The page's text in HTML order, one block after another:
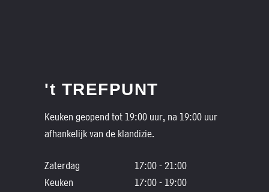
't TREFPUNT
Keuken geopend tot 19:00 uur, na 19:00 uur
afhankelijk van de klandizie.
Zaterdag
17:00 - 21:00
Keuken
17:00 - 19:00